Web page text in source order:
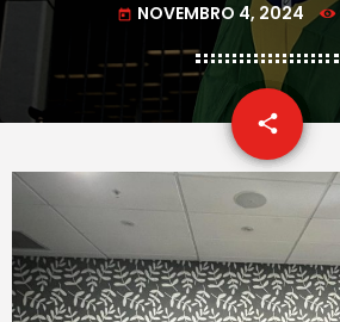
today NOVEMBRO 4, 2024
share
email